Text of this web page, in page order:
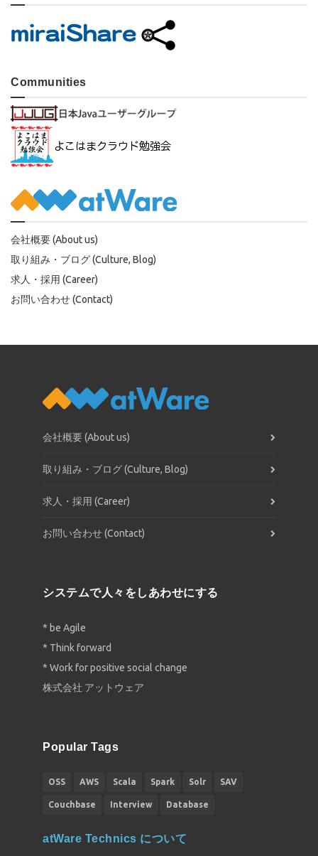
Communities
会社概要 (About us)
取り組み・ブログ (Culture, Blog)
求人・採用 (Career)
お問い合わせ (Contact)
会社概要 (About us)
取り組み・ブログ (Culture, Blog)
求人・採用 (Career)
お問い合わせ (Contact)
システムで人々をしあわせにする
* be Agile
* Think forward
* Work for positive social change
株式会社 アットウェア
Popular Tags
OSS AWS Scala Spark Solr SAV
Couchbase Interview Database
atWare Technics について